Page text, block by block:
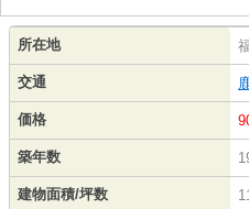
所在地
交通
価格
築年数
建物面積/坪数